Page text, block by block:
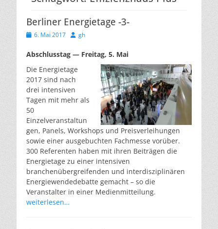
Berliner Energietage -3-
Veröffentlicht
6. Mai 2017 Autor
gh
Abschlusstag — Freitag, 5. Mai
Die Energietage
2017 sind nach
drei intensiven
Tagen mit mehr als
50
Einzelveranstaltun
gen, Panels, Workshops und Preisverleihungen
sowie einer ausgebuchten Fachmesse vorüber.
300 Referenten haben mit ihren Beiträgen die
Energietage zu einer intensiven
branchenübergreifenden und interdisziplinären
Energiewendedebatte gemacht – so die
Veranstalter in einer Medienmitteilung.
weiterlesen…